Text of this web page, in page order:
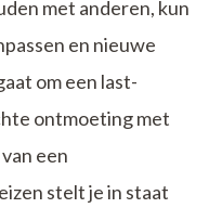
met anderen, kun
en nieuwe
om een last-
ontmoeting met
een
stelt je in staat